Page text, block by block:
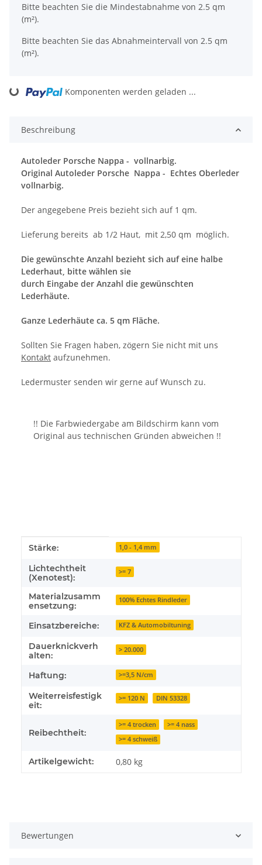
x
Bitte beachten Sie die Mindestabnahme von 2.5 qm
(m²).
Bitte beachten Sie das Abnahmeintervall von 2.5 qm
(m²).
Komponenten werden geladen ...
Beschreibung
Autoleder Porsche Nappa - vollnarbig.
Original Autoleder Porsche Nappa - Echtes Oberleder
vollnarbig.
Der angegebene Preis bezieht sich auf 1 qm.
Lieferung bereits ab 1/2 Haut, mit 2,50 qm möglich.
Die gewünschte Anzahl bezieht sich auf eine halbe
Lederhaut, bitte wählen sie
durch Eingabe der Anzahl die gewünschten
Lederhäute.
Ganze Lederhäute ca. 5 qm Fläche.
Sollten Sie Fragen haben, zögern Sie nicht mit uns
Kontakt aufzunehmen.
Ledermuster senden wir gerne auf Wunsch zu.
!! Die Farbwiedergabe am Bildschirm kann vom
Original aus technischen Gründen abweichen !!
Produkteigenschaft
Wert
Stärke: 1,0 - 1,4 mm
Lichtechtheit
(Xenotest):
>= 7
Materialzusamm
ensetzung:
100% Echtes Rindleder
Einsatzbereiche: KFZ & Automobiltuning
Dauerknickverh
alten:
> 20.000
Haftung: >=3,5 N/cm
Weiterreisfestigk
eit:
>= 120 N DIN 53328
Reibechtheit:
>= 4 trocken
>= 4 nass
>= 4 schweiß
Artikelgewicht: 0,80 kg
Bewertungen